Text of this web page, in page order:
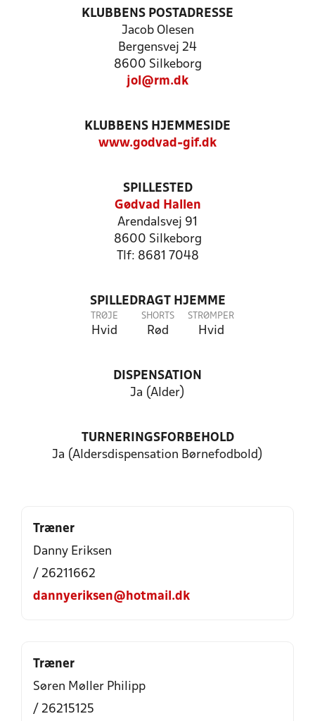
KLUBBENS POSTADRESSE
Jacob Olesen
Bergensvej 24
8600 Silkeborg
jol@rm.dk
KLUBBENS HJEMMESIDE
www.godvad-gif.dk
SPILLESTED
Gødvad Hallen
Arendalsvej 91
8600 Silkeborg
Tlf: 8681 7048
SPILLEDRAGT HJEMME
TRØJE
Hvid
SHORTS
Rød
STRØMPER
Hvid
DISPENSATION
Ja (Alder)
TURNERINGSFORBEHOLD
Ja (Aldersdispensation Børnefodbold)
Træner
Danny Eriksen
/ 26211662
dannyeriksen@hotmail.dk
Træner
Søren Møller Philipp
/ 26215125